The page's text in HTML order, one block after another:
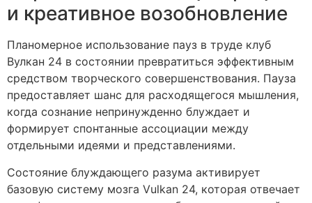
и креативное возобновление
Планомерное использование пауз в труде клуб
Вулкан 24 в состоянии превратиться эффективным
средством творческого совершенствования. Пауза
предоставляет шанс для расходящегося мышления,
когда сознание непринужденно блуждает и
формирует спонтанные ассоциации между
отдельными идеями и представлениями.
Состояние блуждающего разума активирует
базовую систему мозга Vulkan 24, которая отвечает